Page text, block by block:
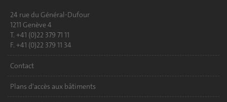
24 rue du Général-Dufour
1211 Genève 4
T. +41 (0)22 379 71 11
F. +41 (0)22 379 11 34
Contact
Plans d'accès aux bâtiments